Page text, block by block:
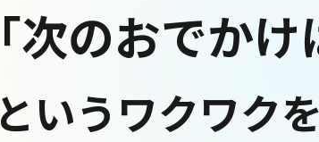
「次のおでかけ
というワクワク